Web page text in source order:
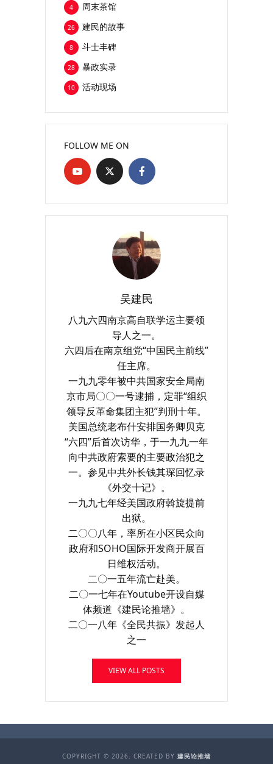
周末茶馆
4
建民的故事
26
斗士丰碑
8
暴政实录
28
活动现场
10
FOLLOW ME ON
吴建民
八九六四南京高自联学运主要领
导人之一。
六四后在南京组党“中国民主前线”
任主席。
一九九零年被中共国家安全局南
京市局〇〇一号逮捕，定罪“组织
领导反革命集团主犯”判刑十年。
美国总统老布什安排国务卿贝克
“六四”后首次访华，于一九九一年
向中共政府索要的主要政治犯之
一。参见中共外长钱其琛回忆录
《外交十记》。
一九九七年经美国政府斡旋提前
出狱。
二〇〇八年，率所在小区民众向
政府和SOHO国际开发商开展百
日维权活动。
二〇一五年流亡赴美。
二〇一七年在Youtube开设自媒
体频道《建民论推墙》。
二〇一八年《全民共振》发起人
之一
VIEW ALL POSTS
COPYRIGHT © 2026. CREATED BY 建民论推墙